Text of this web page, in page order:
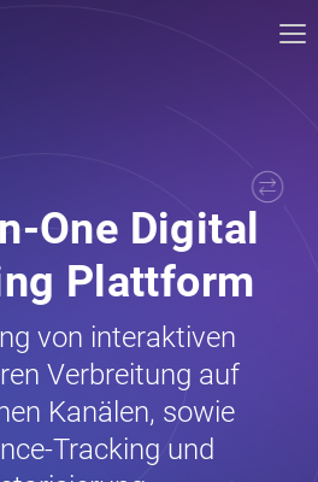
X
One Digital
Plattform
von interaktiven
Verbreitung auf
Kanälen, sowie
Tracking und